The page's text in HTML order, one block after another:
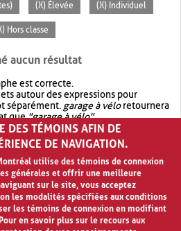
(X) Élevée (X) Individuel
Hors classe
aucun résultat
est correcte.
autour des expressions pour
séparément. garage à véloretournera
que"garage à vélo".
recherche avec OR.garage OR vélo
de résultat quegarage à vélo
DES TÉMOINS AFIN DE
DE NAVIGATION.
utilise des témoins de connexion
générales et offrir une meilleure
sur le site, vous acceptez
les modalités spécifiées aux conditions
les témoins de connexion en modifiant
en savoir plus sur le recours aux